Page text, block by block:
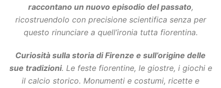
raccontano un nuovo episodio del passato,
ricostruendolo con precisione scientifica senza per
questo rinunciare a quell’ironia tutta fiorentina.
Curiosità sulla storia di Firenze e sull’origine delle
sue tradizioni. Le feste fiorentine, le giostre, i giochi e
il calcio storico. Monumenti e costumi, ricette e